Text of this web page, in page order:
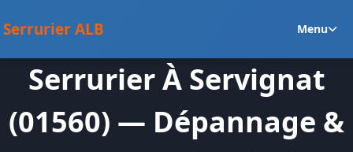
contenu
Serrurier ALB Menu
Serrurier À Servignat
(01560) — Dépannage &